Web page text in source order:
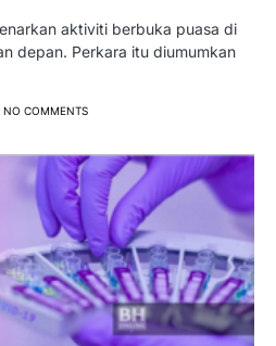
aktiviti berbuka puasa di
depan. Perkara itu diumumkan
NO COMMENTS